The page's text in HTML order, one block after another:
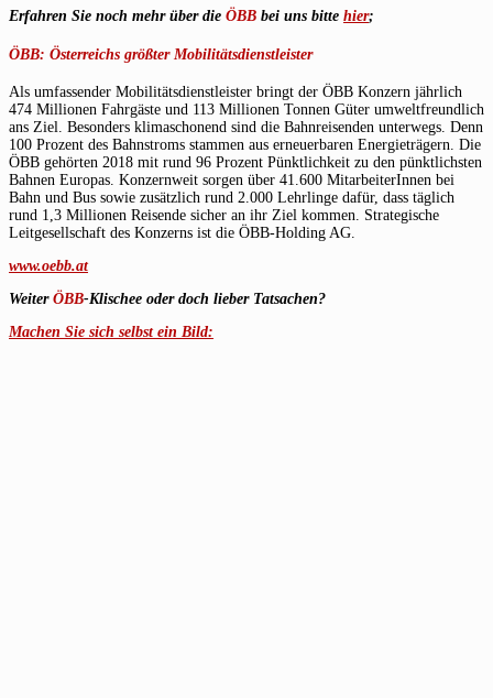
Erfahren Sie noch mehr über die ÖBB bei uns bitte hier;
ÖBB: Österreichs größter Mobilitätsdienstleister
Als umfassender Mobilitätsdienstleister bringt der ÖBB Konzern jährlich
474 Millionen Fahrgäste und 113 Millionen Tonnen Güter umweltfreundlich
ans Ziel. Besonders klimaschonend sind die Bahnreisenden unterwegs. Denn
100 Prozent des Bahnstroms stammen aus erneuerbaren Energieträgern. Die
ÖBB gehörten 2018 mit rund 96 Prozent Pünktlichkeit zu den pünktlichsten
Bahnen Europas. Konzernweit sorgen über 41.600 MitarbeiterInnen bei
Bahn und Bus sowie zusätzlich rund 2.000 Lehrlinge dafür, dass täglich
rund 1,3 Millionen Reisende sicher an ihr Ziel kommen. Strategische
Leitgesellschaft des Konzerns ist die ÖBB-Holding AG.
www.oebb.at
Weiter ÖBB-Klischee oder doch lieber Tatsachen?
Machen Sie sich selbst ein Bild: